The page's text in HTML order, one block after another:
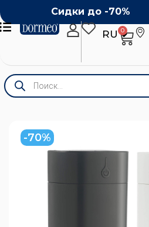
Сидки до -70%
RU
RO
0
-70%